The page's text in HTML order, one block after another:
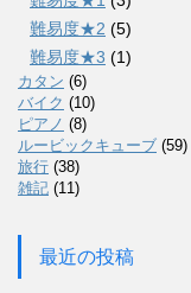
難易度★2 (5)
難易度★3 (1)
カタン (6)
バイク (10)
ピアノ (8)
ルービックキューブ (59)
旅行 (38)
雑記 (11)
最近の投稿